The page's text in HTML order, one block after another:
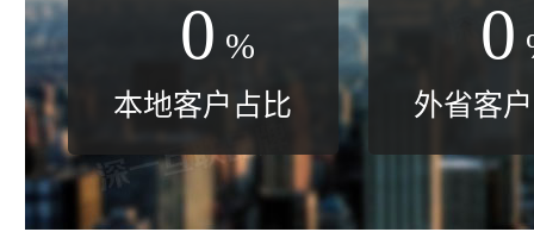
0 %
本地客户占比
0
外省客